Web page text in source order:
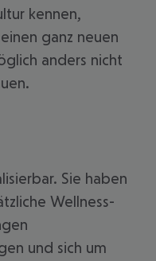
kennen,
ganz neuen
anders nicht
Sie haben
Wellness-
und sich um